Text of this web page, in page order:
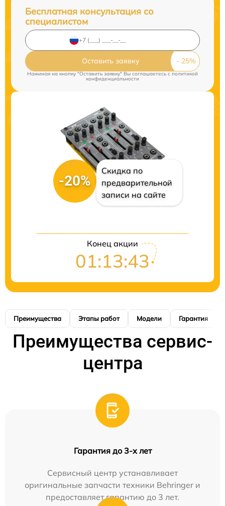
Бесплатная консультация со
специалистом
Оставить заявку
Нажимая на кнопку "Оставить заявку" Вы соглашаетесь cполитикой
конфиденциальности
-20%
Скидка по
предварительной
записи на сайте
Конец акции
01:13:42
Преимущества Этапы работ Модели Гарантия
Преимущества сервис-
центра
Гарантия до 3-х лет
Сервисный центр устанавливает
оригинальные запчасти техники Behringer и
предоставляет гарантию до 3 лет.